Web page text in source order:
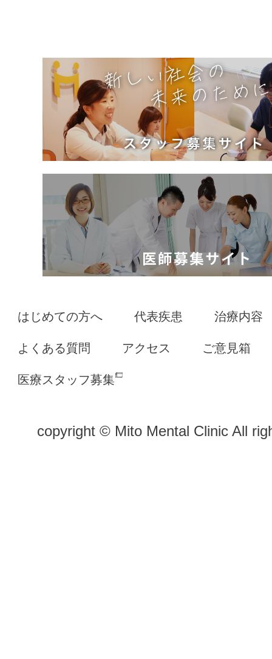
はじめての方へ 代表疾患 治療内容
よくある質問 アクセス ご意見箱
医療スタッフ募集
copyright © Mito Mental Clinic All